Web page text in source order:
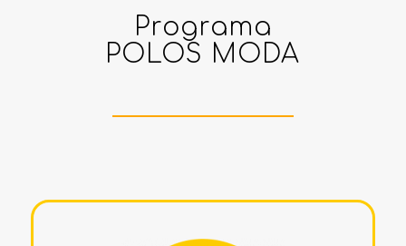
Programa
POLOS MODA